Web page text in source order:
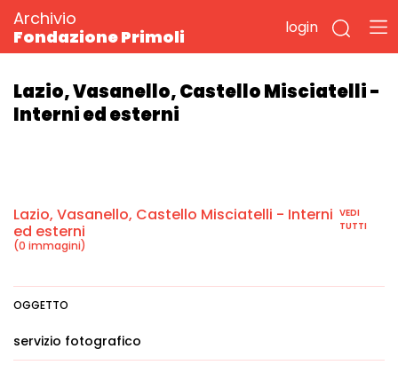
Archivio
Fondazione Primoli
login
Lazio, Vasanello, Castello Misciatelli -
Interni ed esterni
Lazio, Vasanello, Castello Misciatelli - Interni
ed esterni
(0 immagini)
VEDI
TUTTI
OGGETTO
servizio fotografico